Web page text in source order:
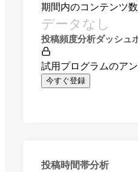
期間内のコンテンツ数
データなし
投稿頻度分析ダッシュ
試用プログラムのア
今すぐ登録
投稿時間帯分析